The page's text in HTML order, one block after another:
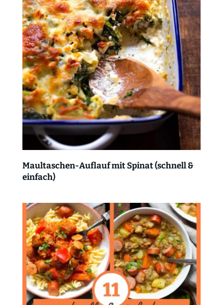
Maultaschen-Auflauf mit Spinat (schnell &
einfach)